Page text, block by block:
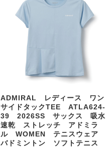
ADMIRAL レディース ワン
サイドタックTEE ATLA624-
39 2026SS サックス 吸水
速乾 ストレッチ アドミラ
ル WOMEN テニスウェア
バドミントン ソフトテニス